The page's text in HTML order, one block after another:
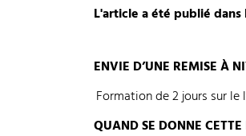
L'article a été publié dans
ENVIE D’UNE REMISE À
Formation de 2 jours sur le
QUAND SE DONNE